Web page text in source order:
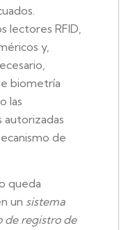
lectores RFID,
y,
biometría
las
autorizadas
de
queda
un sistema
de registro de